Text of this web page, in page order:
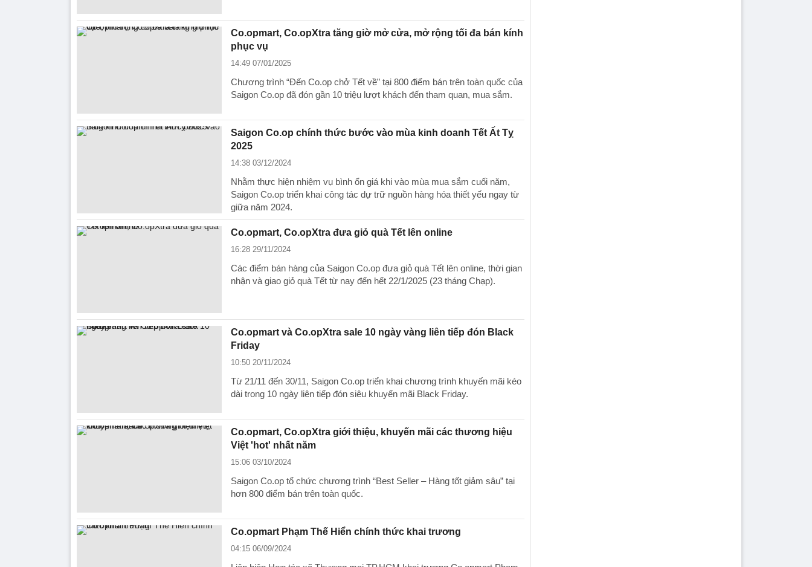
Co.opmart, Co.opXtra tăng giờ mở cửa, mở rộng tối đa bán kính
phục vụ
14:49 07/01/2025
Chương trình “Đến Co.op chở Tết về” tại 800 điểm bán trên toàn quốc của
Saigon Co.op đã đón gần 10 triệu lượt khách đến tham quan, mua sắm.
Saigon Co.op chính thức bước vào mùa kinh doanh Tết Ất Tỵ
2025
14:38 03/12/2024
Nhằm thực hiện nhiệm vụ bình ổn giá khi vào mùa mua sắm cuối năm,
Saigon Co.op triển khai công tác dự trữ nguồn hàng hóa thiết yếu ngay từ
giữa năm 2024.
Co.opmart, Co.opXtra đưa giỏ quà Tết lên online
16:28 29/11/2024
Các điểm bán hàng của Saigon Co.op đưa giỏ quà Tết lên online, thời gian
nhận và giao giỏ quà Tết từ nay đến hết 22/1/2025 (23 tháng Chạp).
Co.opmart và Co.opXtra sale 10 ngày vàng liên tiếp đón Black
Friday
10:50 20/11/2024
Từ 21/11 đến 30/11, Saigon Co.op triển khai chương trình khuyến mãi kéo
dài trong 10 ngày liên tiếp đón siêu khuyến mãi Black Friday.
Co.opmart, Co.opXtra giới thiệu, khuyến mãi các thương hiệu
Việt 'hot' nhất năm
15:06 03/10/2024
Saigon Co.op tổ chức chương trình “Best Seller – Hàng tốt giảm sâu” tại
hơn 800 điểm bán trên toàn quốc.
Co.opmart Phạm Thế Hiển chính thức khai trương
04:15 06/09/2024